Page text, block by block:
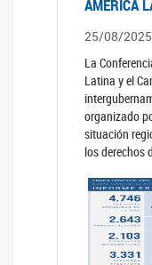
AMÉRICA
25/08/2025
La
Latina y el
organizado
situación
los derechos